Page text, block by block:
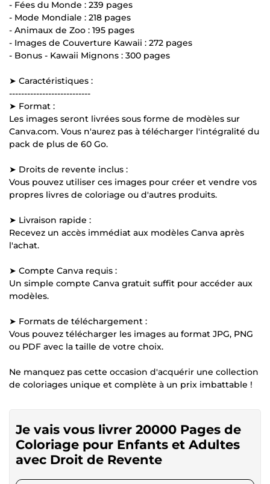
- Fées du Monde : 239 pages
- Mode Mondiale : 218 pages
- Animaux de Zoo : 195 pages
- Images de Couverture Kawaii : 272 pages
- Bonus - Kawaii Mignons : 300 pages
➤ Caractéristiques :
---------------------------
➤ Format :
Les images seront livrées sous forme de modèles sur
Canva.com. Vous n'aurez pas à télécharger l'intégralité du
pack de plus de 60 Go.
➤ Droits de revente inclus :
Vous pouvez utiliser ces images pour créer et vendre vos
propres livres de coloriage ou d'autres produits.
➤ Livraison rapide :
Recevez un accès immédiat aux modèles Canva après
l'achat.
➤ Compte Canva requis :
Un simple compte Canva gratuit suffit pour accéder aux
modèles.
➤ Formats de téléchargement :
Vous pouvez télécharger les images au format JPG, PNG
ou PDF avec la taille de votre choix.
Ne manquez pas cette occasion d'acquérir une collection
de coloriages unique et complète à un prix imbattable !
Je vais vous livrer 20000 Pages de
Coloriage pour Enfants et Adultes
avec Droit de Revente